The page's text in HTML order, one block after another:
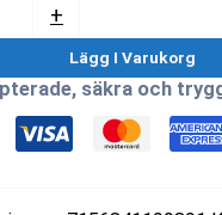
+
Lägg I Varukorg
säkra och